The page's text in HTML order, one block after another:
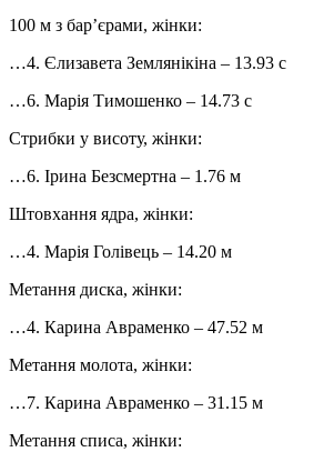
100 м з бар’єрами, жінки:
…4. Єлизавета Землянікіна – 13.93 с
…6. Марія Тимошенко – 14.73 с
Стрибки у висоту, жінки:
…6. Ірина Безсмертна – 1.76 м
Штовхання ядра, жінки:
…4. Марія Голівець – 14.20 м
Метання диска, жінки:
…4. Карина Авраменко – 47.52 м
Метання молота, жінки:
…7. Карина Авраменко – 31.15 м
Метання списа, жінки: